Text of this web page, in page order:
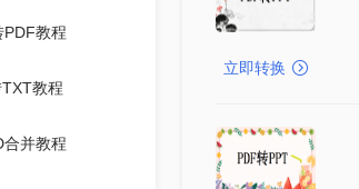
PDF教程
教程
合并教程
立即转换